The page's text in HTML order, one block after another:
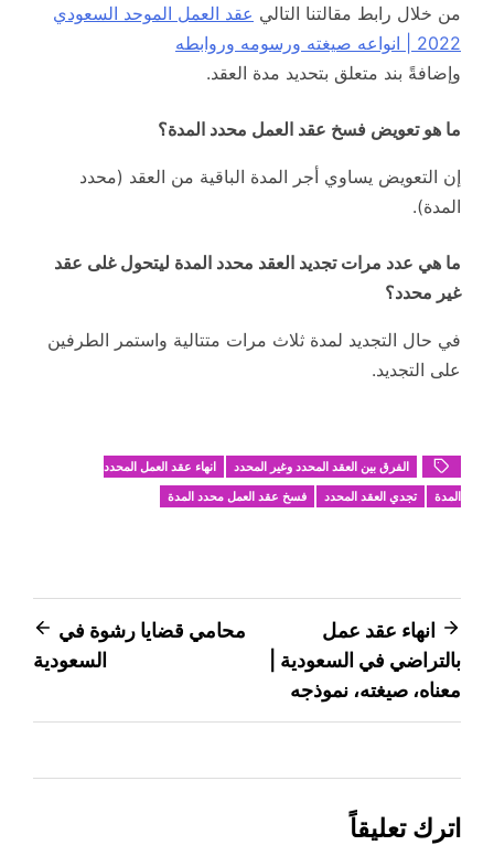
من خلال رابط مقالتنا التالي عقد العمل الموحد السعودي
2022 | انواعه صيغته ورسومه وروابطه
وإضافةً بند متعلق بتحديد مدة العقد.
ما هو تعويض فسخ عقد العمل محدد المدة؟
إن التعويض يساوي أجر المدة الباقية من العقد (محدد
المدة).
ما هي عدد مرات تجديد العقد محدد المدة ليتحول غلى عقد
غير محدد؟
في حال التجديد لمدة ثلاث مرات متتالية واستمر الطرفين
على التجديد.
الفرق بين العقد المحدد وغير المحدد
انهاء عقد العمل المحدد
المدة
تجدي العقد المحدد فسخ عقد العمل محدد المدة
تصفّح
المقالات
انهاء عقد عمل
بالتراضي في السعودية |
معناه، صيغته، نموذجه
محامي قضايا رشوة في
السعودية
اترك تعليقاً